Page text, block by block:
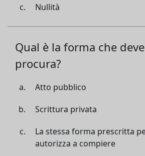
Nullità
Qual è la forma che
procura?
Atto pubblico
Scrittura privata
La stessa forma prescritta
autorizza a compiere